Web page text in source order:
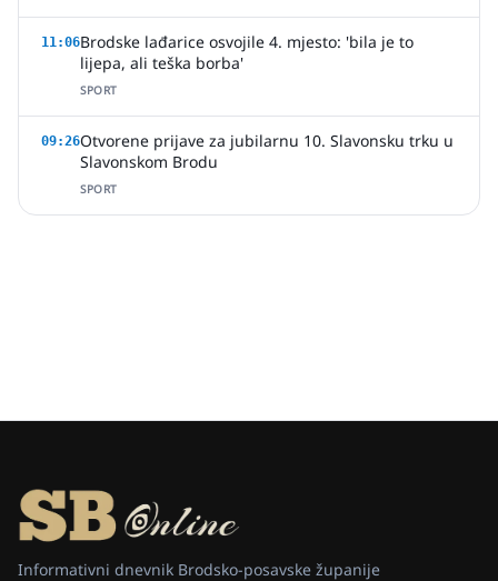
11:06Brodske lađarice osvojile 4. mjesto: 'bila je to
lijepa, ali teška borba'
SPORT
09:26Otvorene prijave za jubilarnu 10. Slavonsku trku u
Slavonskom Brodu
SPORT
Informativni dnevnik Brodsko-posavske županije